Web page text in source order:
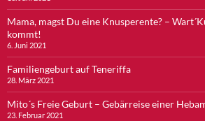
Mama, magst Du eine Knusperente? –
kommt!
6. Juni 2021
Familiengeburt auf Teneriffa
28. März 2021
Mito´s Freie Geburt – Gebärreise einer
23. Februar 2021